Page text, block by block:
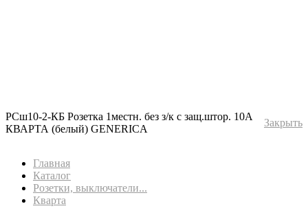
РСш10-2-КБ Розетка 1местн. без з/к c защ.штор. 10А
КВАРТА (белый) GENERICA
Закрыть
Главная
Каталог
Розетки, выключатели...
Кварта